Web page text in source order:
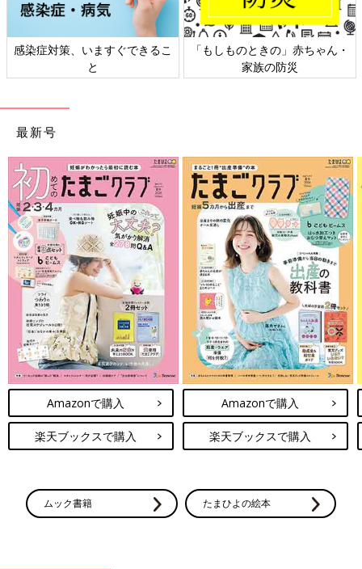
感染症対策、いますぐできるこ
と
「もしものときの」赤ちゃん・
家族の防災
最新号
Amazonで購入
楽天ブックスで購入
Amazonで購入
楽天ブックスで購入
ムック書籍 たまひよの絵本